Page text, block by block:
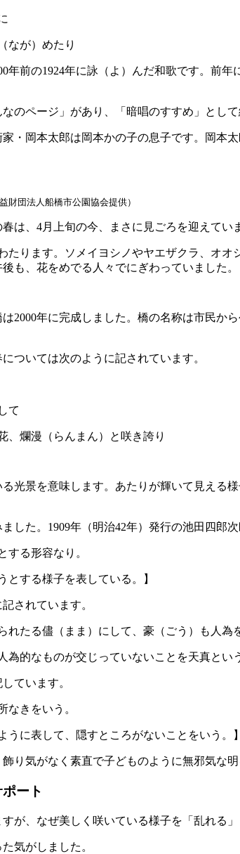
が）めたり
年前の1924年に詠（よ）んだ和歌です。前
ページ」があり、「暗唱のすすめ」として
・岡本太郎は岡本かの子の息子です。岡
財団法人船橋市公園協会提供）
は、4月上旬の今、まさに見ごろを迎えてい
たります。ソメイヨシノやヤエザクラ、オ
も、花をめでる人々でにぎわっていました。
2000年に完成しました。橋の名称は市民
ついては次のように記されています。
て
、爛漫（らんまん）と咲き誇り
る光景を意味します。あたりが輝いて見え
した。1909年（明治42年）発行の池田四
する形容なり。
とする様子を表している。】
されています。
れたる儘（まま）にして、豪（ごう）も人為
為的なものが交じっていないことを天真とい
ています。
なきをいう。
うに表して、隠すところがないことをいう。】
り気がなく素直で子どものように無邪気な明
ート
が、なぜ美しく咲いている様子を「乱れる
気がしました。